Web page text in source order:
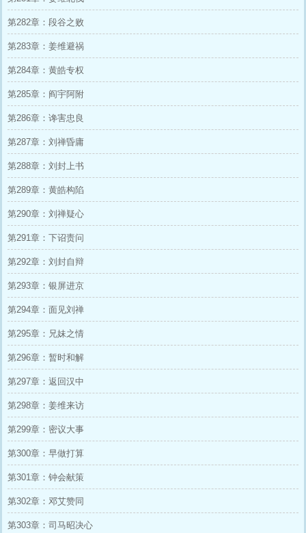
第282章：段谷之败
第283章：姜维避祸
第284章：黄皓专权
第285章：阎宇阿附
第286章：谗害忠良
第287章：刘禅昏庸
第288章：刘封上书
第289章：黄皓构陷
第290章：刘禅疑心
第291章：下诏责问
第292章：刘封自辩
第293章：银屏进京
第294章：面见刘禅
第295章：兄妹之情
第296章：暂时和解
第297章：返回汉中
第298章：姜维来访
第299章：密议大事
第300章：早做打算
第301章：钟会献策
第302章：邓艾赞同
第303章：司马昭决心